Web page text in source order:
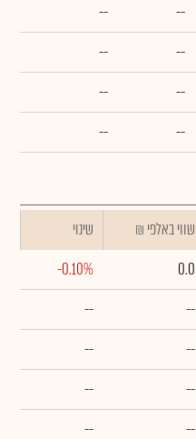
--
--
--
--
--
--
--
--
₪ שווי באלפי
שינוי
0.0
-0.10%
--
--
--
--
--
--
--
--